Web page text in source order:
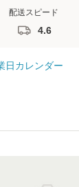
配送スピード
4.6
日カレンダー